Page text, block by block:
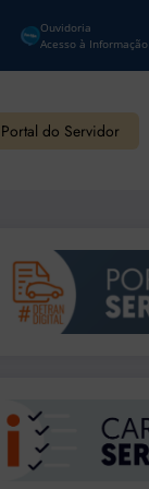
Ouvidoria
Acesso à Informação
Portal do Servidor